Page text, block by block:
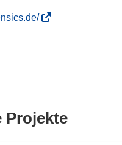
(
i
Projekte